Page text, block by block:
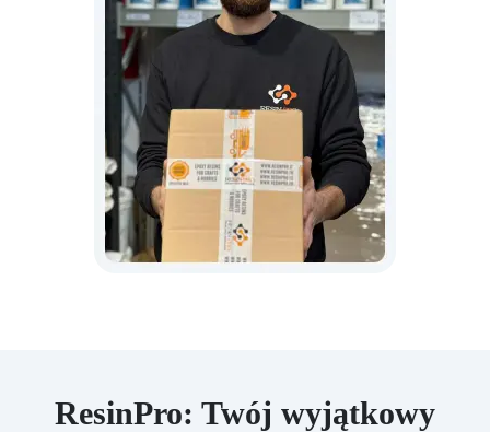
ResinPro: Twój wyjątkowy